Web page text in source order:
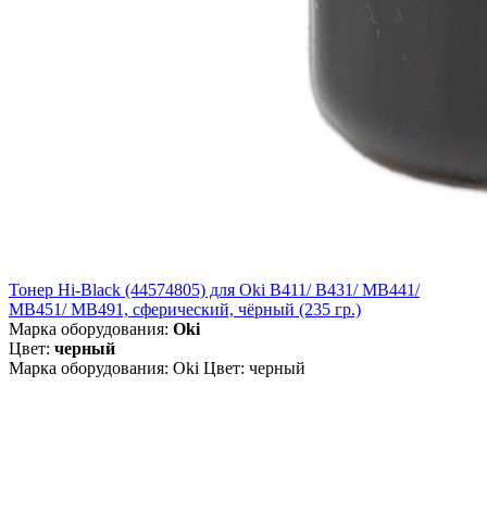
Тонер Hi-Black (44574805) для Oki B411/ B431/ MB441/
MB451/ MB491, сферический, чёрный (235 гр.)
Марка оборудования: Oki
Цвет: черный
Марка оборудования: Oki Цвет: черный